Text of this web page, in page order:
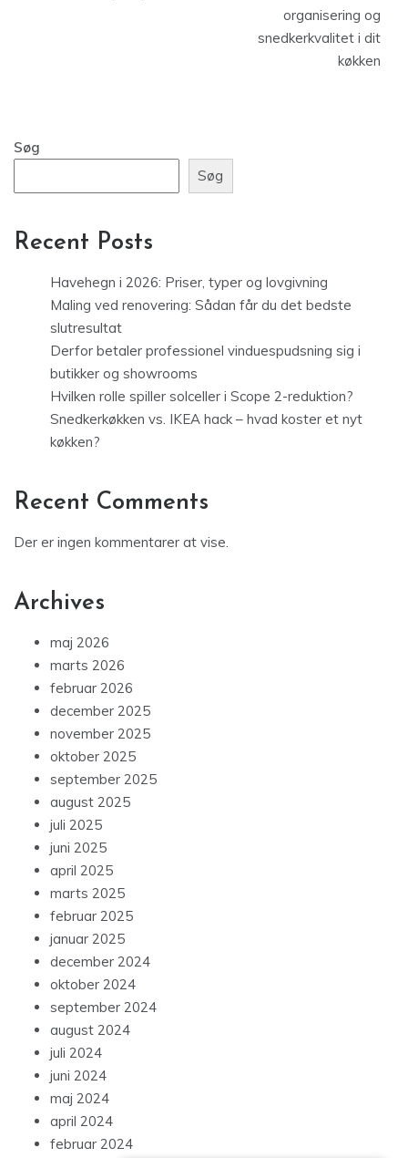
organisering og
snedkerkvalitet i dit
køkken
Søg
Søg
Recent Posts
Havehegn i 2026: Priser, typer og lovgivning
Maling ved renovering: Sådan får du det bedste
slutresultat
Derfor betaler professionel vinduespudsning sig i
butikker og showrooms
Hvilken rolle spiller solceller i Scope 2-reduktion?
Snedkerkøkken vs. IKEA hack – hvad koster et nyt
køkken?
Recent Comments
Der er ingen kommentarer at vise.
Archives
maj 2026
marts 2026
februar 2026
december 2025
november 2025
oktober 2025
september 2025
august 2025
juli 2025
juni 2025
april 2025
marts 2025
februar 2025
januar 2025
december 2024
oktober 2024
september 2024
august 2024
juli 2024
juni 2024
maj 2024
april 2024
februar 2024